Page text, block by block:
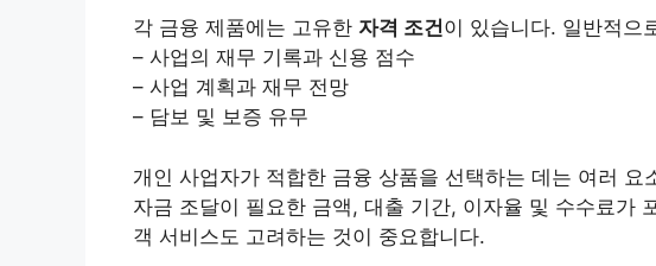
각 금융 제품에는 고유한 자격 조건이 있습니다. 일반적으
– 사업의 재무 기록과 신용 점수
– 사업 계획과 재무 전망
– 담보 및 보증 유무
개인 사업자가 적합한 금융 상품을 선택하는 데는 여러
자금 조달이 필요한 금액, 대출 기간, 이자율 및 수수료가
객 서비스도 고려하는 것이 중요합니다.